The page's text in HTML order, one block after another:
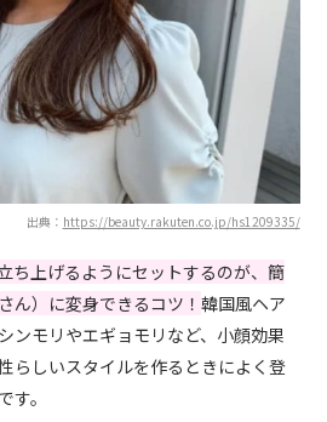
出典： https://beauty.rakuten.co.jp/hs1209335/
ち上げるようにセットするのが、簡
ん）に変身できるコツ！韓国風ヘア
ンモリやエギョモリなど、小顔効果
らしいスタイルを作るときによく登
。